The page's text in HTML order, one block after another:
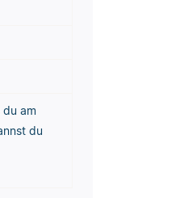
du am
du